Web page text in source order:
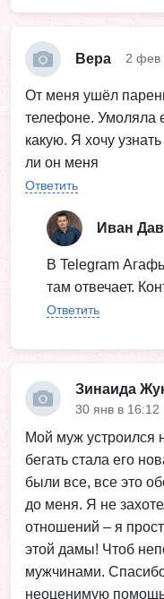
Вера 2 фев
От меня ушёл
телефоне. Умоляла
какую. Я хочу
ли он меня
Ответить
Иван
В Telegram
там отвечает.
Ответить
Зинаида
30 янв в 16:12
Мой муж устроился
бегать стала его
были все, все это
до меня. Я не
отношений – я
этой дамы! Чтоб
мужчинами.
неоценимую